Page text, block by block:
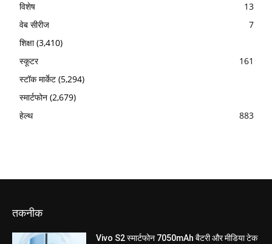
विशेष
13
वेब सीरीज
7
शिक्षा(3,410)
स्कूटर
161
स्टॉक मार्केट (5,294)
स्मार्टफोन (2,679)
हेल्थ
883
तकनीक
Vivo S2 स्मार्टफोन 7050mAh बैटरी और मीडिया टेक